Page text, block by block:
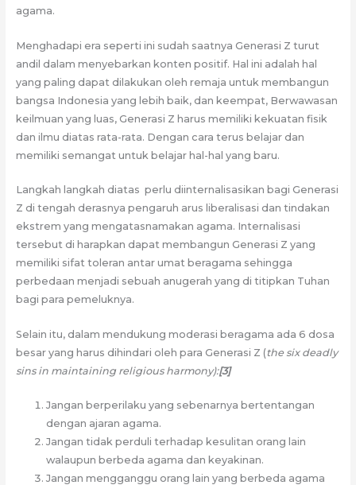
agama.
Menghadapi era seperti ini sudah saatnya Generasi Z turut
andil dalam menyebarkan konten positif. Hal ini adalah hal
yang paling dapat dilakukan oleh remaja untuk membangun
bangsa Indonesia yang lebih baik, dan keempat, Berwawasan
keilmuan yang luas, Generasi Z harus memiliki kekuatan fisik
dan ilmu diatas rata-rata. Dengan cara terus belajar dan
memiliki semangat untuk belajar hal-hal yang baru.
Langkah langkah diatas perlu diinternalisasikan bagi Generasi
Z di tengah derasnya pengaruh arus liberalisasi dan tindakan
ekstrem yang mengatasnamakan agama. Internalisasi
tersebut di harapkan dapat membangun Generasi Z yang
memiliki sifat toleran antar umat beragama sehingga
perbedaan menjadi sebuah anugerah yang di titipkan Tuhan
bagi para pemeluknya.
Selain itu, dalam mendukung moderasi beragama ada 6 dosa
besar yang harus dihindari oleh para Generasi Z (the six deadly
sins in maintaining religious harmony):[3]
Jangan berperilaku yang sebenarnya bertentangan
dengan ajaran agama.
Jangan tidak perduli terhadap kesulitan orang lain
walaupun berbeda agama dan keyakinan.
Jangan mengganggu orang lain yang berbeda agama